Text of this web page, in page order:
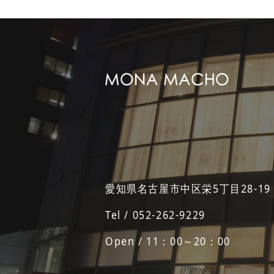
愛知県名古屋市中区栄5丁目28-
Tel / 052-262-9229
Open / 11：00～20：00